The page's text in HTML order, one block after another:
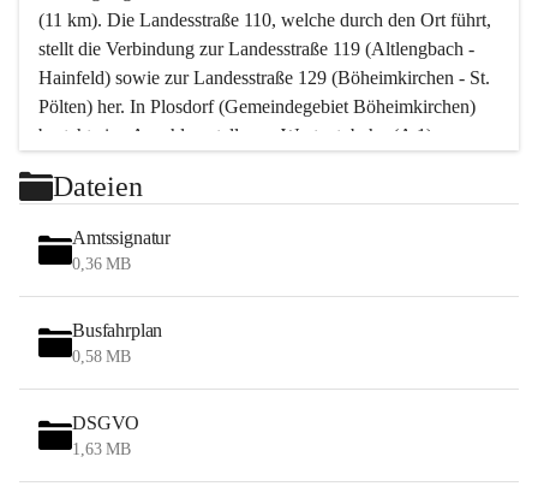
(11 km). Die Landesstraße 110, welche durch den Ort führt,
stellt die Verbindung zur Landesstraße 119 (Altlengbach -
Hainfeld) sowie zur Landesstraße 129 (Böheimkirchen - St.
Pölten) her. In Plosdorf (Gemeindegebiet Böheimkirchen)
besteht eine Anschlussstelle zur Westautobahn (A 1).
Wien erreicht man in ca. 45 Minuten.
Stössing zählt noch zum Naherholungsraum Wien sowie
zum Naherholungsraum St. Pölten. Viele Bauernhöfe hatten
„ihre Wiener“. Seit 1960 bauten viele Wiener
Wochenendhäuser im Gemeindegebiet. Wegen des
waldreichen Jagdgebietes haben viele Jagdpächter ihre
Das Wandern ist aus touristischer Sicht die bedeutendste
Tätigkeit. Das hügelige Gebiet mit Wanderwegen durch
Wiesen, Wälder und Obstkulturen lädt dazu ein. Gefördert
Dateien
Amtssignatur
0,36 MB
Busfahrplan
0,58 MB
DSGVO
1,63 MB